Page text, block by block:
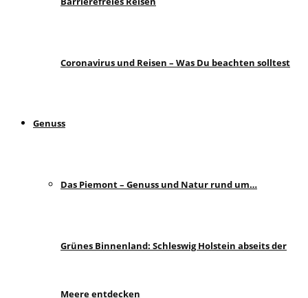
Coronavirus und Reisen – Was Du beachten solltest
Genuss
Das Piemont – Genuss und Natur rund um…
Grünes Binnenland: Schleswig Holstein abseits der
Meere entdecken